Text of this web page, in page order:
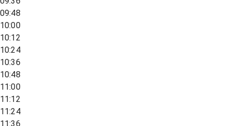
09:48
10:00
10:12
10:24
10:36
10:48
11:00
11:12
11:24
11:36